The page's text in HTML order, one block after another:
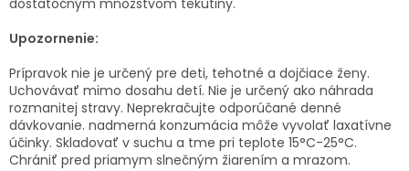
Upozornenie:
Prípravok nie je určený pre deti, tehotné a dojčiace ženy.
Uchovávať mimo dosahu detí. Nie je určený ako náhrada
rozmanitej stravy. Neprekračujte odporúčané denné
dávkovanie. nadmerná konzumácia môže vyvolať laxatívne
účinky. Skladovať v suchu a tme pri teplote 15°C-25°C.
Chrániť pred priamym slnečným žiarením a mrazom.